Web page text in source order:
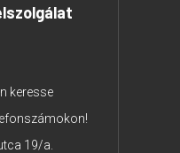
keresse
19/a.